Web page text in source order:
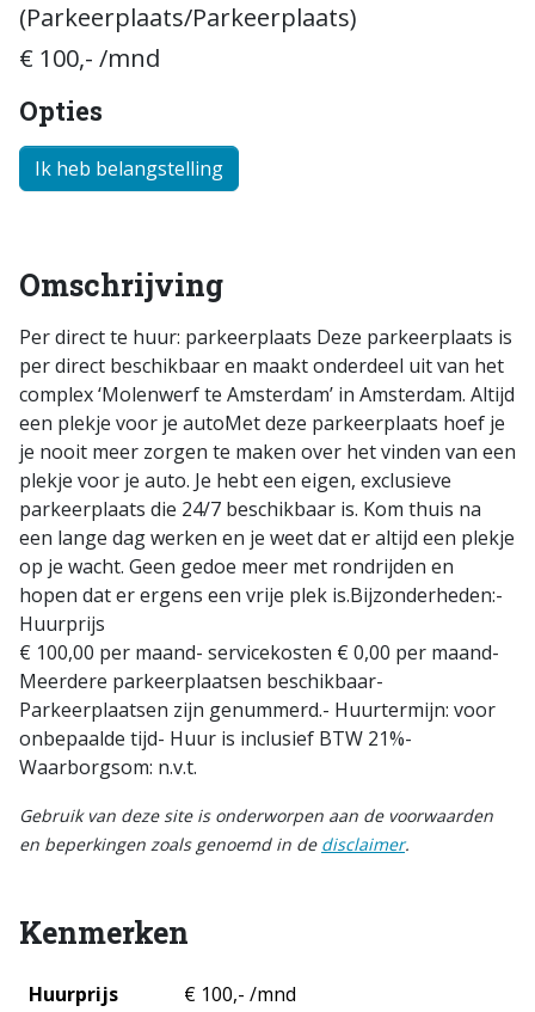
(Parkeerplaats/Parkeerplaats)
€ 100,- /mnd
Opties
Ik heb belangstelling
Omschrijving
Per direct te huur: parkeerplaats Deze parkeerplaats is
per direct beschikbaar en maakt onderdeel uit van het
complex ‘Molenwerf te Amsterdam’ in Amsterdam. Altijd
een plekje voor je autoMet deze parkeerplaats hoef je
je nooit meer zorgen te maken over het vinden van een
plekje voor je auto. Je hebt een eigen, exclusieve
parkeerplaats die 24/7 beschikbaar is. Kom thuis na
een lange dag werken en je weet dat er altijd een plekje
op je wacht. Geen gedoe meer met rondrijden en
hopen dat er ergens een vrije plek is.Bijzonderheden:-
Huurprijs
€ 100,00 per maand- servicekosten € 0,00 per maand-
Meerdere parkeerplaatsen beschikbaar-
Parkeerplaatsen zijn genummerd.- Huurtermijn: voor
onbepaalde tijd- Huur is inclusief BTW 21%-
Waarborgsom: n.v.t.
Gebruik van deze site is onderworpen aan de voorwaarden
en beperkingen zoals genoemd in de disclaimer.
Kenmerken
Huurprijs
€ 100,- /mnd